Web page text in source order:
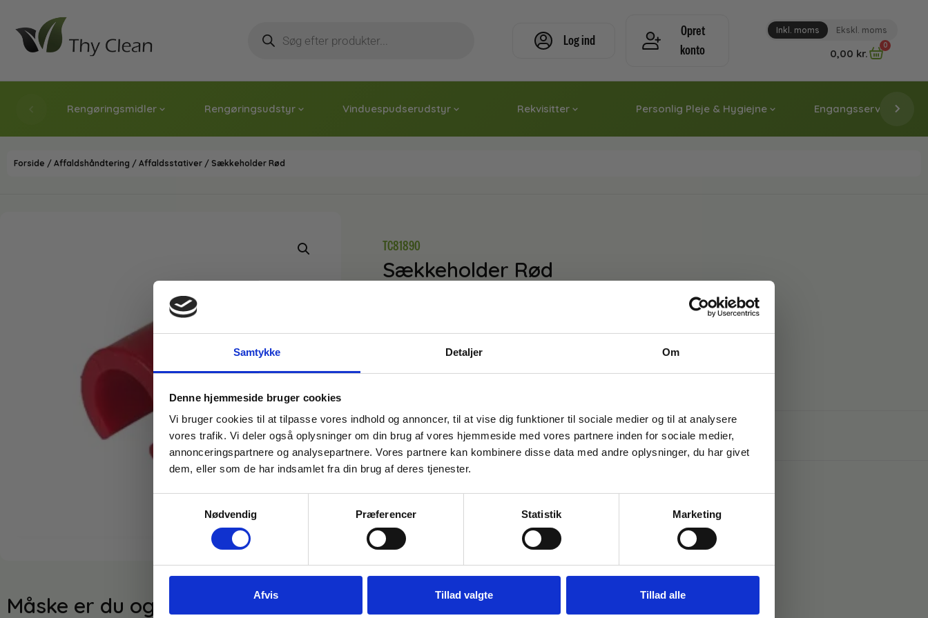
Samtykke Detaljer Om
Denne hjemmeside bruger cookies
Vi bruger cookies til at tilpasse vores indhold og annoncer, til at vise dig funktioner til sociale medier og til at analysere
vores trafik. Vi deler også oplysninger om din brug af vores hjemmeside med vores partnere inden for sociale medier,
annonceringspartnere og analysepartnere. Vores partnere kan kombinere disse data med andre oplysninger, du har givet
dem, eller som de har indsamlet fra din brug af deres tjenester.
Nødvendig
Præferencer Statistik Marketing
Afvis Tillad valgte Tillad alle
Log ind
Opret
konto
Inkl. moms Ekskl. moms
0,00 kr.
0
Rengøringsmidler Rengøringsudstyr Vinduespudserudstyr Rekvisitter Personlig Pleje & Hygiejne Engangsservice &
Forside / Affaldshåndtering / Affaldsstativer / Sækkeholder Rød
TC81890
Sækkeholder Rød
TILFØJ TIL KURV
Lagervare til omgående levering
Måske er du også interesseret i følgende produkter:
Gem den, før den forsvinder!
Email